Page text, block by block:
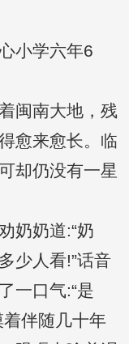
小学六年6
闽南大地，残
愈来愈长。临
却仍没有一星
奶道:“奶
少人看!”话音
一口气:“是
伴随几十年